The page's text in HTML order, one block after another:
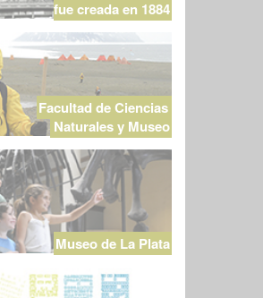
fue creada en 1884
Facultad de Ciencias
Naturales y Museo
Museo de La Plata